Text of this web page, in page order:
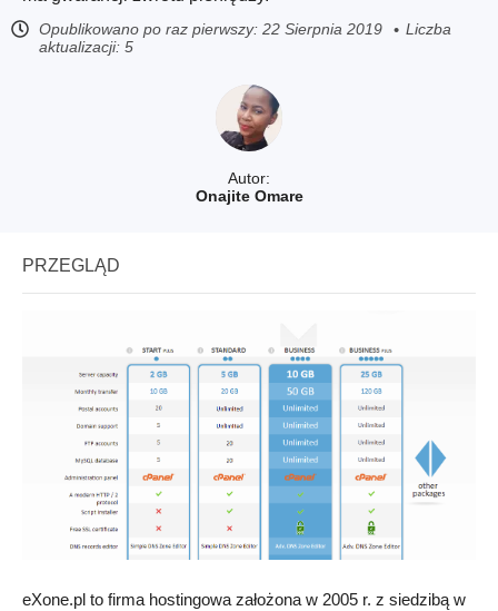
Autor:
Onajite Omare
Opublikowano po raz pierwszy: 22 Sierpnia 2019
Liczba
aktualizacji: 5
PRZEGLĄD
eXone.pl to firma hostingowa założona w 2005 r. z siedzibą w